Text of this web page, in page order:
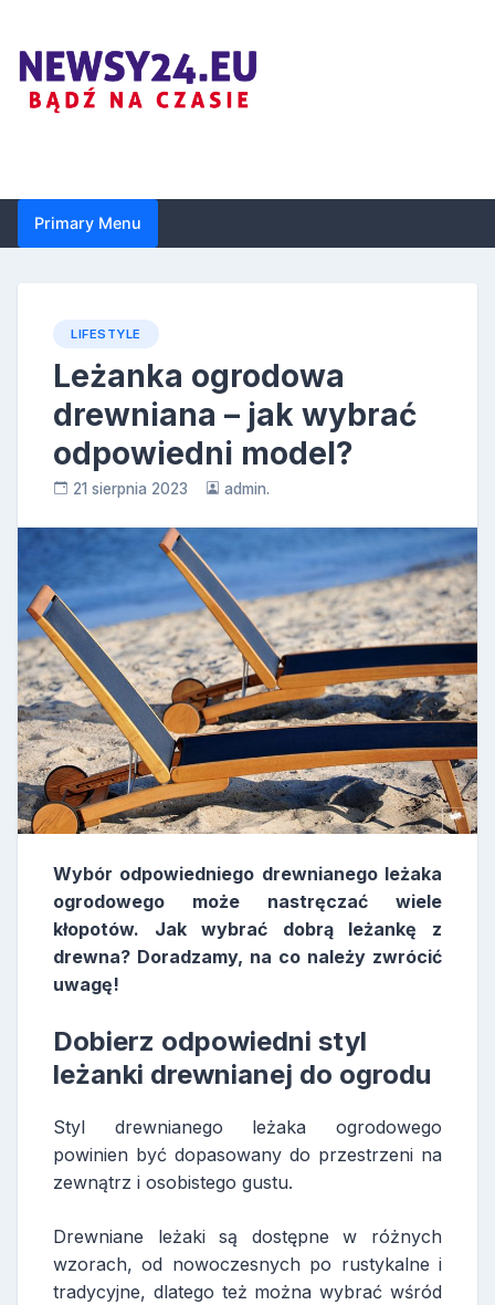
content
Primary Menu
LIFESTYLE
Leżanka ogrodowa
drewniana – jak wybrać
odpowiedni model?
21 sierpnia 2023 admin.
Wybór odpowiedniego drewnianego leżaka
ogrodowego może nastręczać wiele
kłopotów. Jak wybrać dobrą leżankę z
drewna? Doradzamy, na co należy zwrócić
uwagę!
Dobierz odpowiedni styl
leżanki drewnianej do ogrodu
Styl drewnianego leżaka ogrodowego
powinien być dopasowany do przestrzeni na
zewnątrz i osobistego gustu.
Drewniane leżaki są dostępne w różnych
wzorach, od nowoczesnych po rustykalne i
tradycyjne, dlatego też można wybrać wśród